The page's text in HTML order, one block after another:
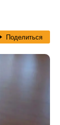
Поделиться